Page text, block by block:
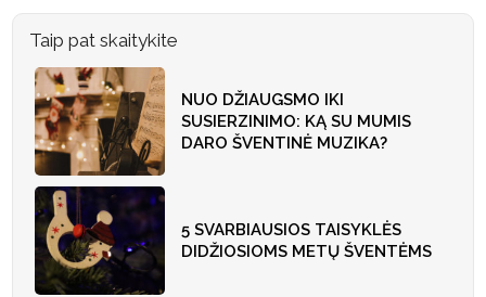
Taip pat skaitykite
NUO DŽIAUGSMO IKI
SUSIERZINIMO: KĄ SU MUMIS
DARO ŠVENTINĖ MUZIKA?
5 SVARBIAUSIOS TAISYKLĖS
DIDŽIOSIOMS METŲ ŠVENTĖMS